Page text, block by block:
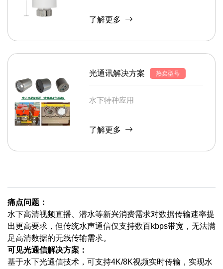
了解更多
光通讯解决方案 热卖型号
水下特种应用
了解更多
痛点问题：
水下高清视频直播、潜水等新兴消费需求对数据传输速率提
出更高要求，但传统水声通信仅支持数百kbps带宽，无法满
足高清数据的无线传输需求。
可见光通信解决方案：
基于水下光通信技术，可支持4K/8K视频实时传输，实现水